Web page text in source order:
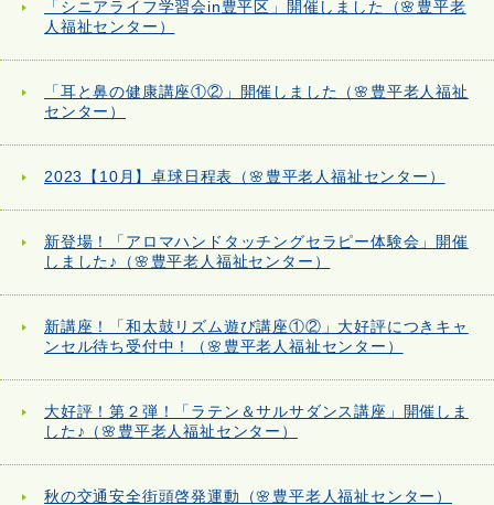
「シニアライフ学習会in豊平区」開催しました（🌸豊平老
人福祉センター）
「耳と鼻の健康講座①②」開催しました（🌸豊平老人福祉
センター）
2023【10月】卓球日程表（🌸豊平老人福祉センター）
新登場！「アロマハンドタッチングセラピー体験会」開催
しました♪（🌸豊平老人福祉センター）
新講座！「和太鼓リズム遊び講座①②」大好評につきキャ
ンセル待ち受付中！（🌸豊平老人福祉センター）
大好評！第２弾！「ラテン＆サルサダンス講座」開催しま
した♪（🌸豊平老人福祉センター）
秋の交通安全街頭啓発運動（🌸豊平老人福祉センター）